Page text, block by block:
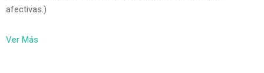
afectivas.)
Ver Más